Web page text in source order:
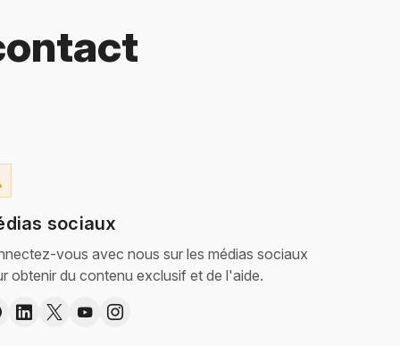
sociaux
vous avec nous sur les médias sociaux
obtenir du contenu exclusif et de l'aide.